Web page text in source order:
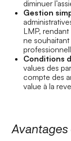
diminuer
Gestion
LMP,
ne souhaitant
Conditions
values des
compte des
value à la